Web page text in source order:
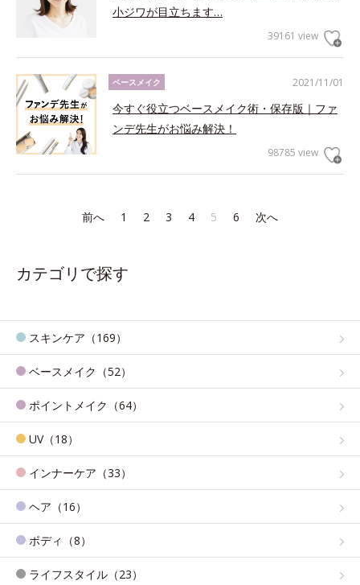
小ジワが目立ちます…
39161 view
2021/11/01
ベースメイク
今すぐ役立つベースメイク術・保存版｜ファ
ンデ先生がお悩み解決！
98785 view
前へ 1 2 3 4 5 6 次へ
カテゴリで探す
スキンケア（169）
ベースメイク（52）
ポイントメイク（64）
UV（18）
インナーケア（33）
ヘア（16）
ボディ（8）
ライフスタイル（23）